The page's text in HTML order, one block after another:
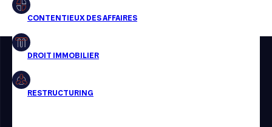
Droit immobilier
Restructuring
Aucun résultats pour cette recherche